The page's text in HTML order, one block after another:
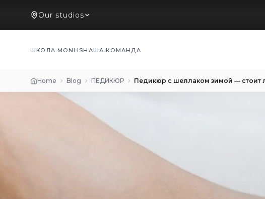
Our studios
ШКОЛА MONLISНАША КОМАНДА
Home Blog ПЕДИКЮР